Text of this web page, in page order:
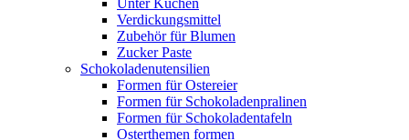
Unter Kuchen
Verdickungsmittel
Zubehör für Blumen
Zucker Paste
Schokoladenutensilien
Formen für Ostereier
Formen für Schokoladenpralinen
Formen für Schokoladentafeln
Osterthemen formen